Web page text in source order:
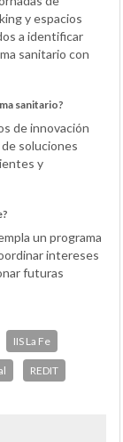
y espacios
a identificar
sanitario con
sanitario?
de innovación
soluciones
y
un programa
intereses
futuras
IIS La Fe
REDIT